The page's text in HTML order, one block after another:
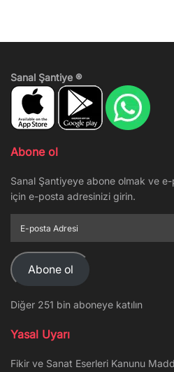
Sanal Şantiye ®
Abone ol
Sanal Şantiyeye abone olmak ve
için e-posta adresinizi girin.
posta
Adresi
Abone ol
Diğer 251 bin aboneye katılın
Yasal Uyarı
Fikir ve Sanat Eserleri Kanunu